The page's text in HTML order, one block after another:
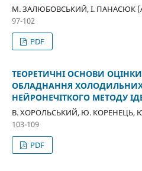
М. ЗАЛЮБОВСЬКИЙ, І. ПАНАСЮК
97-102
PDF
ТЕОРЕТИЧНІ ОСНОВИ
ОБЛАДНАННЯ
НЕЙРОНЕЧІТКОГО МЕТОДУ
В. ХОРОЛЬСЬКИЙ, Ю. КОРЕНЕЦЬ,
103-109
PDF